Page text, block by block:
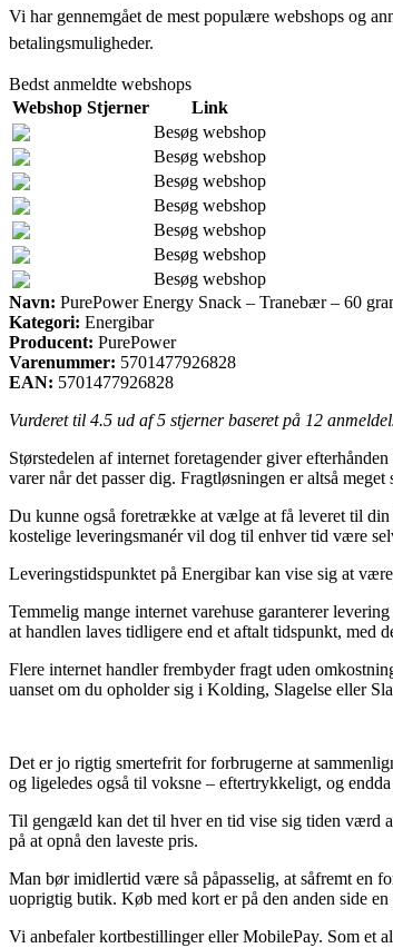
Vi har gennemgået de mest populære webshops og
betalingsmuligheder.
Bedst anmeldte webshops
Webshop Stjerner
Link
Besøg webshop
Besøg webshop
Besøg webshop
Besøg webshop
Besøg webshop
Besøg webshop
Besøg webshop
Navn: PurePower Energy Snack – Tranebær – 60
Kategori: Energibar
Producent: PurePower
Varenummer: 5701477926828
EAN: 5701477926828
Vurderet til 4.5 ud af 5 stjerner baseret på 12
Størstedelen af internet foretagender giver
varer når det passer dig. Fragtløsningen er altså
Du kunne også foretrække at vælge at få leveret til
kostelige leveringsmanér vil dog til enhver tid være
Leveringstidspunktet på Energibar kan vise sig at
Temmelig mange internet varehuse garanterer
at handlen laves tidligere end et aftalt tidspunkt, med
Flere internet handler frembyder fragt uden
uanset om du opholder sig i Kolding, Slagelse eller
Det er jo rigtig smertefrit for forbrugerne at
og ligeledes også til voksne – eftertrykkeligt, og
Til gengæld kan det til hver en tid vise sig tiden værd
på at opnå den laveste pris.
Man bør imidlertid være så påpasselig, at såfremt en
uoprigtig butik. Køb med kort er på den anden side
Vi anbefaler kortbestillinger eller MobilePay. Som et